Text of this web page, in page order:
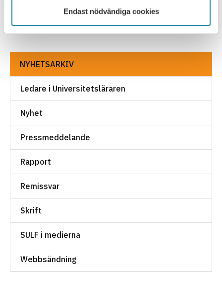
Endast nödvändiga cookies
FÖREGÅENDE NÄSTA
NYHETSARKIV
Ledare i Universitetsläraren
Nyhet
Pressmeddelande
Rapport
Remissvar
Skrift
SULF i medierna
Webbsändning